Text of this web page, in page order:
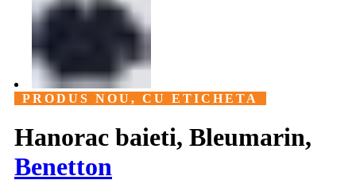
PRODUS NOU, CU ETICHETA
Hanorac baieti, Bleumarin,
Benetton